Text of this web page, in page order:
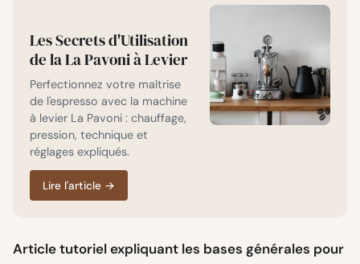
Les Secrets d'Utilisation
de la La Pavoni à Levier
Perfectionnez votre maîtrise
de l'espresso avec la machine
à levier La Pavoni : chauffage,
pression, technique et
réglages expliqués.
Lire l'article →
Article tutoriel expliquant les bases générales pour